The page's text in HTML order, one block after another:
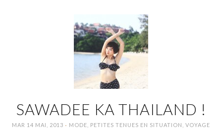
SAWADEE KA THAILAND !
MAR 14 MAI, 2013 · MODE PETITES TENUES EN SITUATION VOYAGE